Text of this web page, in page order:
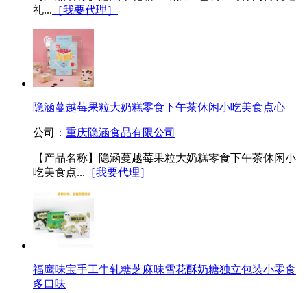
礼... ［我要代理］
隐涵蔓越莓果粒大奶糕零食下午茶休闲小吃美食点心
公司： 重庆隐涵食品有限公司
【产品名称】隐涵蔓越莓果粒大奶糕零食下午茶休闲小
吃美食点... ［我要代理］
福鹰味宝手工牛轧糖芝麻味雪花酥奶糖独立包装小零食
多口味